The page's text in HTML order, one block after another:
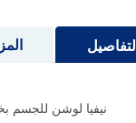
التفاصيل
نيفيا لوشن للجسم بخلاصة الصبار 625 مل له قوام كريمي لطيف غني بخلاصة الصبار مرطب